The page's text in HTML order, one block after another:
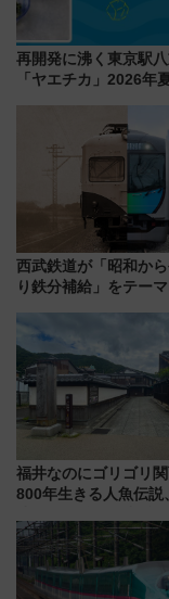
再開発に沸く東京駅
「ヤエチカ」2026年
西武鉄道が「昭和か
り鉄分補給」をテー
14日から 新車両「ト
験ブースも アクセス
を解説
福井なのにゴリゴリ
800年生きる人魚伝説
屋カフェで非日常を！
に最適な小浜の歩き方